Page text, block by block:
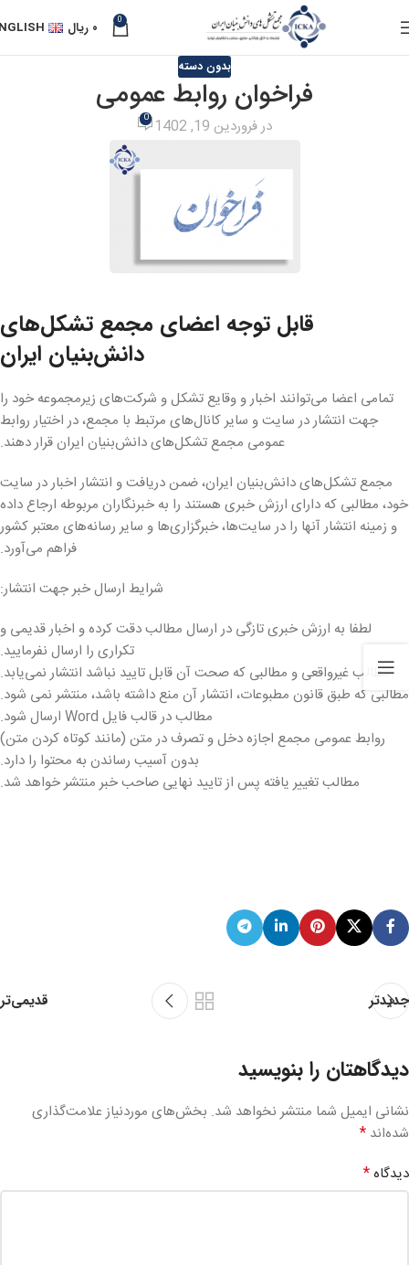
0 ۰ ریال
بدون دسته
فراخوان روابط عمومی
در فروردین 19, 1402 0
قابل توجه اعضای مجمع تشکل‌های
دانش‌بنیان ایران
تمامی اعضا می‌توانند اخبار و وقایع تشکل و شرکت‌های زیرمجموعه خود را
جهت انتشار در سایت و سایر کانال‌های مرتبط با مجمع، در اختیار روابط
عمومی مجمع تشکل‌های دانش‌بنیان ایران قرار دهند.
مجمع تشکل‌های دانش‌بنیان ایران، ضمن دریافت و انتشار اخبار در سایت
خود، مطالبی که دارای ارزش خبری هستند را به خبرنگاران مربوطه ارجاع داده
و زمینه انتشار آنها را در سایت‌ها، خبرگزاری‌ها و سایر رسانه‌های معتبر کشور
فراهم می‌آورد.
شرایط ارسال خبر جهت انتشار:
لطفا به ارزش خبری تازگی در ارسال مطالب دقت کرده و اخبار قدیمی و
تکراری را ارسال نفرمایید.
مطالب غیرواقعی و مطالبی که صحت آن قابل تایید نباشد انتشار نمی‌یابد.
مطالبی که طبق قانون مطبوعات، انتشار آن منع داشته باشد، منتشر نمی شود.
مطالب در قالب فایل Word ارسال شود.
روابط عمومی مجمع اجازه دخل و تصرف در متن (مانند کوتاه کردن متن)
بدون آسیب رساندن به محتوا را دارد.
مطالب تغییر یافته پس از تایید نهایی صاحب خبر منتشر خواهد شد.
جدیدتر قدیمی‌تر
دیدگاهتان را بنویسید
نشانی ایمیل شما منتشر نخواهد شد. بخش‌های موردنیاز علامت‌گذاری
شده‌اند *
دیدگاه*